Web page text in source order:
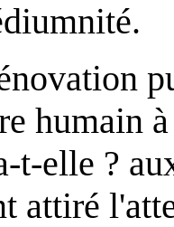
humain
t-elle ?
attiré